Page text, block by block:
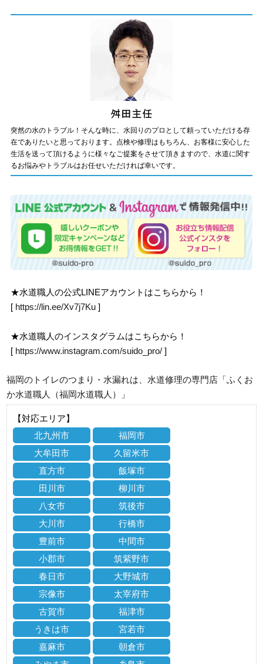
突然の水のトラブル！そんな時に、水回りのプロとして頼っていただける存
在でありたいと思っております。点検や修理はもちろん、お客様に安心した
生活を送って頂けるように様々なご提案をさせて頂きますので、水道に関す
るお悩みやトラブルはお任せいただければ幸いです。
★水道職人の公式LINEアカウントはこちらから！
[ https://lin.ee/Xv7j7Ku ]
★水道職人のインスタグラムはこちらから！
[ https://www.instagram.com/suido_pro/ ]
福岡のトイレのつまり・水漏れは、水道修理の専門店「ふくお
か水道職人（福岡水道職人）」
【対応エリア】
北九州市
福岡市
大牟田市
久留米市
直方市
飯塚市
田川市
柳川市
八女市
筑後市
大川市
行橋市
豊前市
中間市
小郡市
筑紫野市
春日市
大野城市
宗像市
太宰府市
古賀市
福津市
うきは市
宮若市
嘉麻市
朝倉市